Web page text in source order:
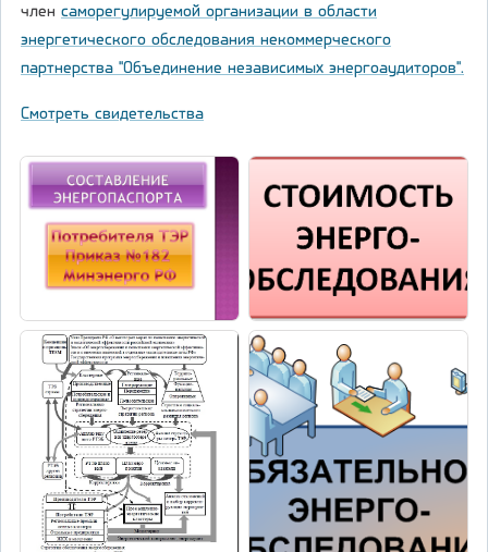
член саморегулируемой организации в области
энергетического обследования некоммерческого
партнерства "Объединение независимых энергоаудиторов".
Смотреть свидетельства